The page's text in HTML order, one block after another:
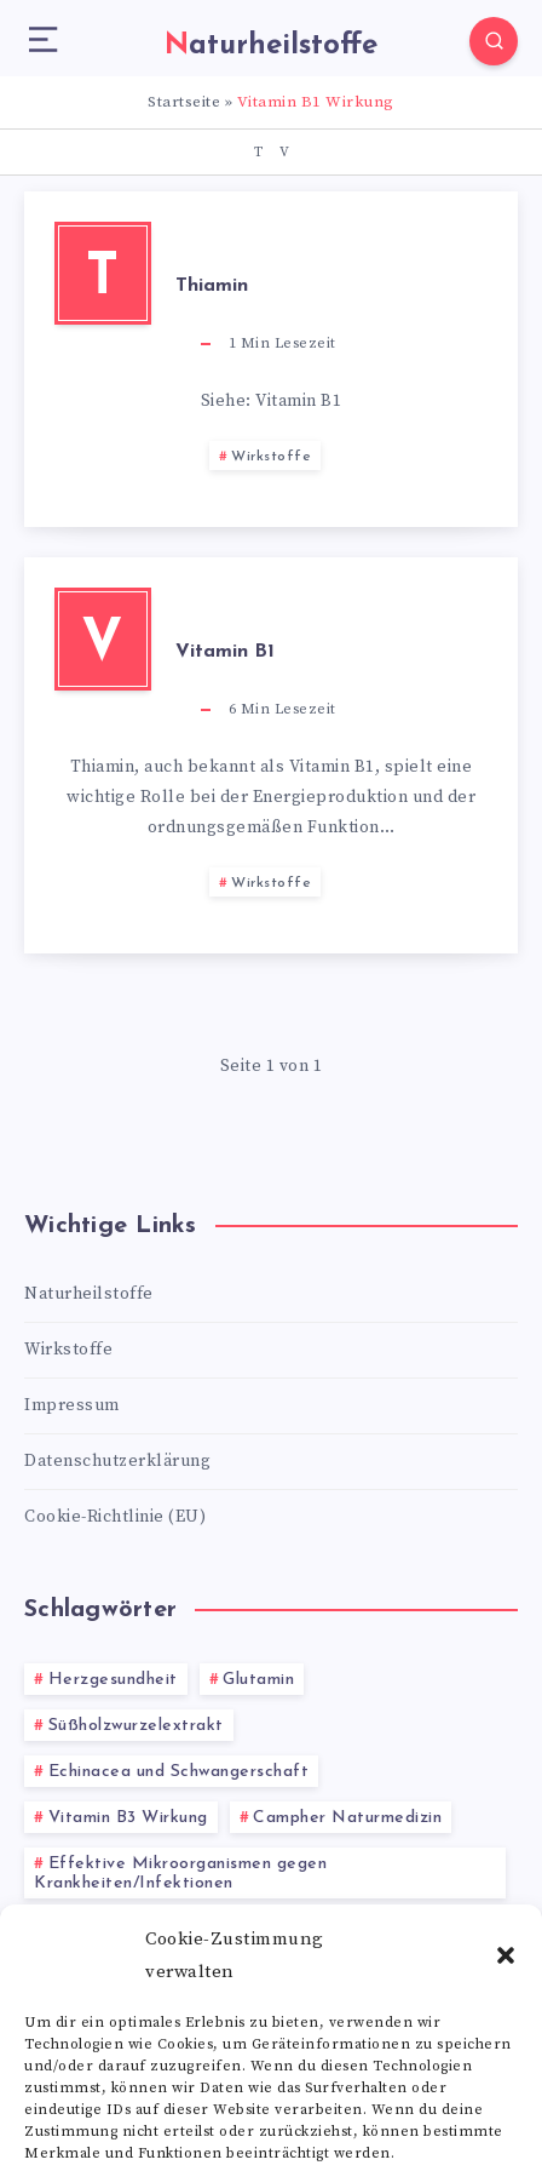
Cookie-Zustimmung
verwalten
Um dir ein optimales Erlebnis zu bieten, verwenden wir
Technologien wie Cookies, um Geräteinformationen zu speichern
und/oder darauf zuzugreifen. Wenn du diesen Technologien
zustimmst, können wir Daten wie das Surfverhalten oder
eindeutige IDs auf dieser Website verarbeiten. Wenn du deine
Zustimmung nicht erteilst oder zurückziehst, können bestimmte
Merkmale und Funktionen beeinträchtigt werden.
Naturheilstoffe
Startseite » Vitamin B1 Wirkung
T V
T Thiamin
1 Min Lesezeit
Siehe: Vitamin B1
Wirkstoffe
V Vitamin B1
6 Min Lesezeit
Thiamin, auch bekannt als Vitamin B1, spielt eine
wichtige Rolle bei der Energieproduktion und der
ordnungsgemäßen Funktion…
Wirkstoffe
Seite 1 von 1
Wichtige Links
Naturheilstoffe
Wirkstoffe
Impressum
Datenschutzerklärung
Cookie-Richtlinie (EU)
Schlagwörter
Herzgesundheit Glutamin
Süßholzwurzelextrakt
Echinacea und Schwangerschaft
Vitamin B3 Wirkung Campher Naturmedizin
Effektive Mikroorganismen gegen
Krankheiten/Infektionen
Baldrianwurzel Flohsamen Dosierung
Koriander kaufen
Alle Schlagwörter